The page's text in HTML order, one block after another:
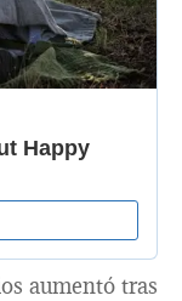
aumentó tras